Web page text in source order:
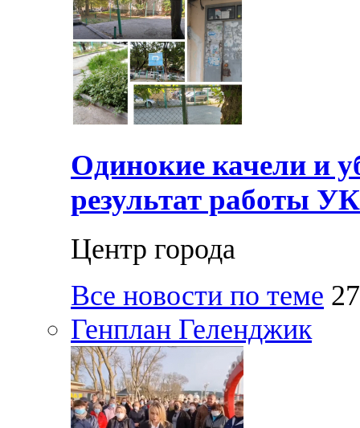
Одинокие качели и
результат работы
Центр города
Все новости по теме
Генплан Геленджик